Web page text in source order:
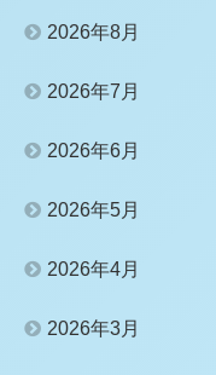
2026年8月
2026年7月
2026年6月
2026年5月
2026年4月
2026年3月